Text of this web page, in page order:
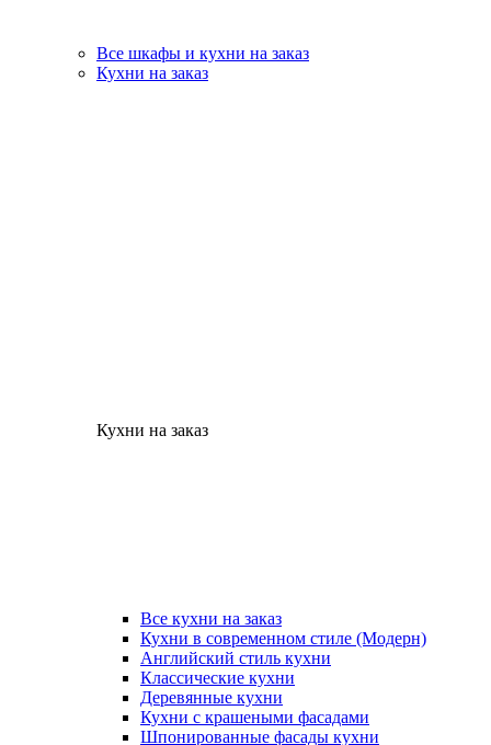
Все шкафы и кухни на заказ
Кухни на заказ
Кухни на заказ
Все кухни на заказ
Кухни в современном стиле (Модерн)
Английский стиль кухни
Классические кухни
Деревянные кухни
Кухни с крашеными фасадами
Шпонированные фасады кухни